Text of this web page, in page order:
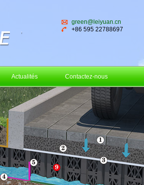
green@leiyuan.cn
+86 595 22788697
Actualités Contactez-nous